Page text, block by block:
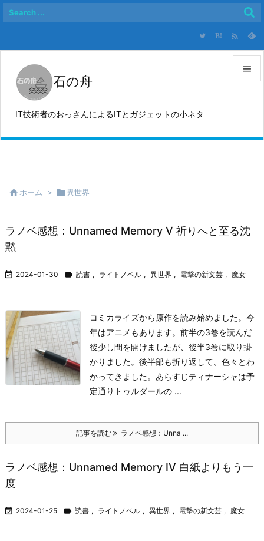
石の舟
IT技術者のおっさんによるITとガジェットの小ネタ

サイド
検索
B! 
 ホーム > 異世界
ラノベ感想：Unnamed Memory V 祈りへと至る沈
黙
 2024-01-30  読書 , ライトノベル , 異世界 , 電撃の新文芸 , 魔女
コミカライズから原作を読み始めました。今
年はアニメもあります。前半の3巻を読んだ
後少し間を開けましたが、後半3巻に取り掛
かりました。後半部も折り返して、色々とわ
かってきました。 あらすじティナーシャは予
定通りトゥルダールの ...
記事を読む ラノベ感想：Unna ...
ラノベ感想：Unnamed Memory IV 白紙よりもう一
度
 2024-01-25  読書 , ライトノベル , 異世界 , 電撃の新文芸 , 魔女